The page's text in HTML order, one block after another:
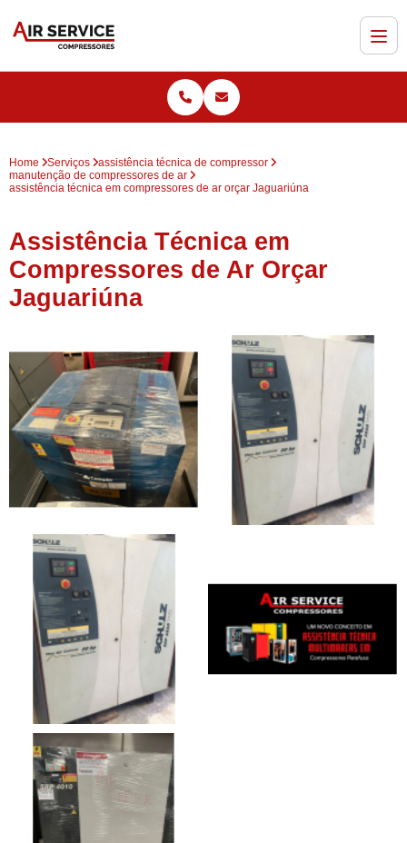
Home Serviços
assistência técnica de compressor
manutenção de compressores de ar
assistência técnica em compressores de ar orçar Jaguariúna
Assistência Técnica em
Compressores de Ar Orçar
Jaguariúna